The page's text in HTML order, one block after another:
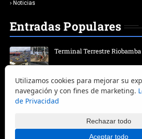
Noticias
Entradas Populares
Terminal Terrestre Riobamba
25 Platos Típicos de
Utilizamos cookies para mejorar su
navegación y con fines de marketing.
de Privacidad
Rechazar todo
Aceptar todo